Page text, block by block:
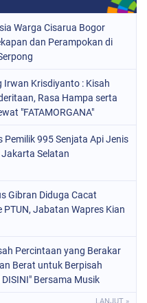
Warga Cisarua Bogor
dan Perampokan di
Irwan Krisdiyanto : Kisah
Rasa Hampa serta
"FATAMORGANA"
Pemilik 995 Senjata Api Jenis
Selatan
Gibran Diduga Cacat
Jabatan Wapres Kian
Percintaan yang Berakar
Berat untuk Berpisah
Bersama Musik